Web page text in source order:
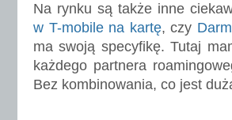
Na rynku są także inne
w T-mobile na kartę, czy
ma swoją specyfikę. Tutaj
każdego partnera
Bez kombinowania, co jest